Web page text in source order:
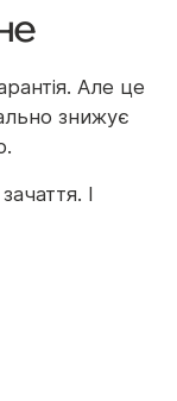
Але це
знижує
І